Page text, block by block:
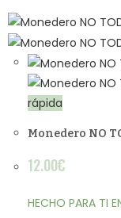
rápida
Monedero NO
12.00€
HECHO PARA TI